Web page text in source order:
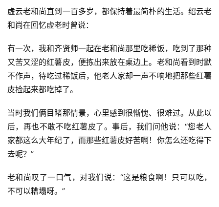
虚云老和尚直到一百多岁，都保持着最简朴的生活。绍云老
和尚在回忆虚老时曾说：
有一次，我和齐贤师一起在老和尚那里吃稀饭，吃到了那种
又苦又涩的红薯皮，便拣出来放在桌边上。老和尚看到时默
不作声，待吃过稀饭后，他老人家却一声不响地把那些红薯
皮捡起来都吃掉了。
当时我们俩目睹那情景，心里感到很惭愧、很难过。从此以
后，再也不敢不吃红薯皮了。事后，我们问他说：“您老人
家都这么大年纪了，而那些红薯皮好苦啊！你怎么还吃得下
去呢？”
老和尚叹了一口气，对我们说：“这是粮食啊！只可以吃，
不可以糟塌呀。”